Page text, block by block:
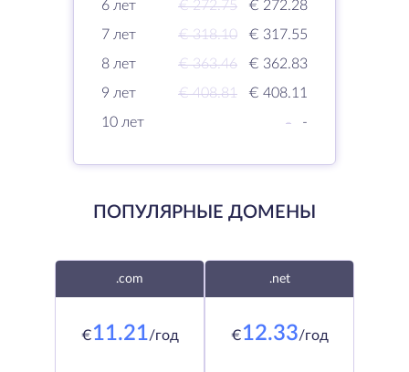
6 лет
€ 272.75
€ 272.28
7 лет
€ 318.10
€ 317.55
8 лет
€ 363.46
€ 362.83
9 лет
€ 408.81
€ 408.11
10 лет
- -
ПОПУЛЯРНЫЕ ДОМЕНЫ
.com
€11.21/год
.net
€12.33/год